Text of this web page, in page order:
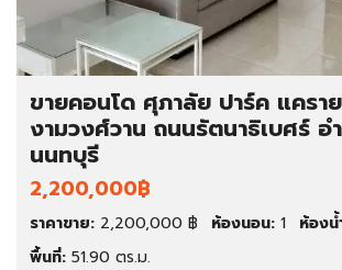
ขายคอนโด ศุภาลัย ปาร์ค แครา
งามวงศ์วาน ถนนรัตนาธิเบศร์ อ
นนทบุรี
2,200,000฿
ราคาขาย: 2,200,000 ฿ ห้องนอน: 1 ห้องน้
พื้นที่: 51.90 ตร.ม.